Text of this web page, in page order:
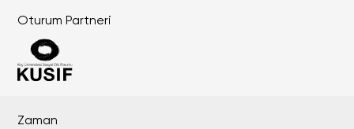
Oturum Partneri
Zaman